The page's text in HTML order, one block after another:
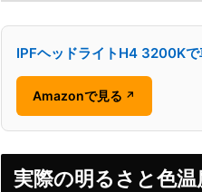
IPFヘッドライトH4 3200K
Amazonで見る ↗
実際の明るさと色